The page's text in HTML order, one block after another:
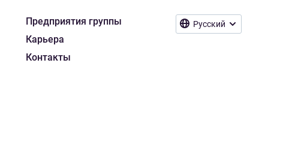
Русский
Предприятия группы
Карьера
Контакты